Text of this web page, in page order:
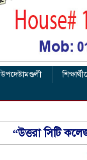
উপদেষ্টামণ্ডলী
“উত্তরা সিটি